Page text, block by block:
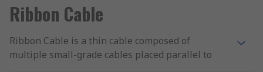
Ribbon Cable
Ribbon Cable is a thin cable composed of
multiple small-grade cables placed parallel to